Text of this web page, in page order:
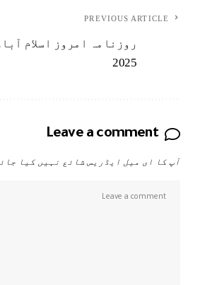
PREVIOUS ARTICLE
2025
Leave a comment
آپ کا ای میل ایڈریس شائع نہیں کیا